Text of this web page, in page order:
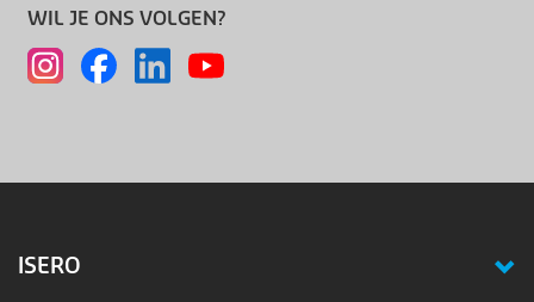
WIL JE ONS VOLGEN?
ISERO